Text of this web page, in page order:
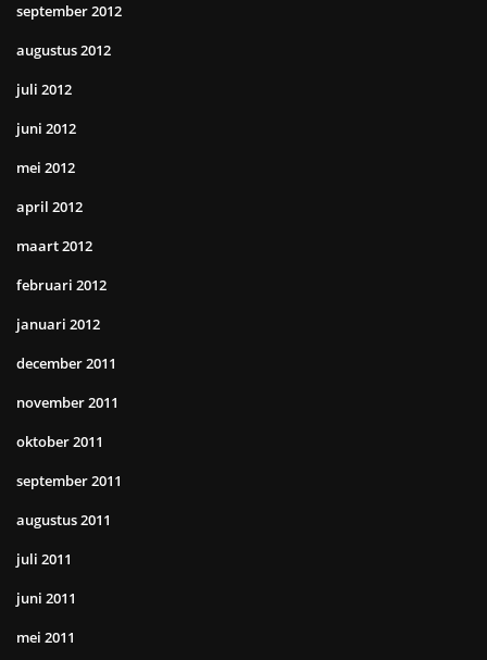
september 2012
augustus 2012
juli 2012
juni 2012
mei 2012
april 2012
maart 2012
februari 2012
januari 2012
december 2011
november 2011
oktober 2011
september 2011
augustus 2011
juli 2011
juni 2011
mei 2011